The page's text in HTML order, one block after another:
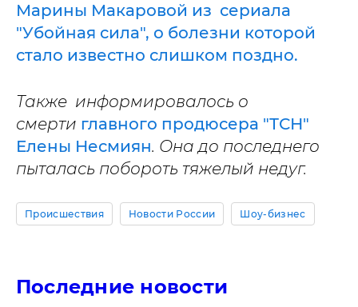
Марины Макаровой из сериала
"Убойная сила", о болезни которой
стало известно слишком поздно.
Также информировалось о
смерти главного продюсера "ТСН"
Елены Несмиян. Она до последнего
пыталась побороть тяжелый недуг.
Происшествия Новости России Шоу-бизнес
Последние новости